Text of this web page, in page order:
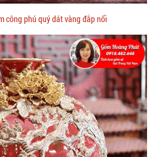
công phú quý dát vàng đắp nổi